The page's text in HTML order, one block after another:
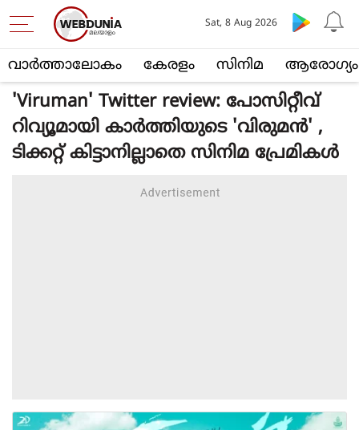
വാര്‍ത്താലോകം കേരളം സിനിമ ആരോഗ്യം
Sat, 8 Aug 2026
'Viruman' Twitter review: പോസിറ്റീവ്
റിവ്യൂമായി കാര്‍ത്തിയുടെ 'വിരുമന്‍' ,
ടിക്കറ്റ് കിട്ടാനില്ലാതെ സിനിമ പ്രേമികള്‍